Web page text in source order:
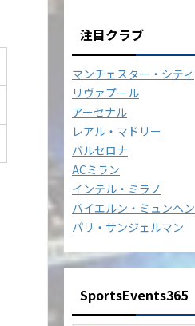
注目クラブ
マンチェスター・シティ
リヴァプール
アーセナル
レアル・マドリー
バルセロナ
ACミラン
インテル・ミラノ
バイエルン・ミュンヘン
パリ・サンジェルマン
SportsEvents365